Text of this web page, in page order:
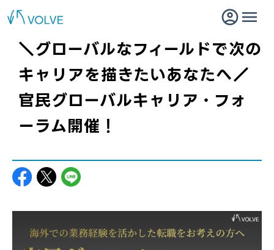
＼グローバルなフィールドで次の
キャリアを描きたいあなたへ／
官民グローバルキャリア・フォ
ーラム開催！